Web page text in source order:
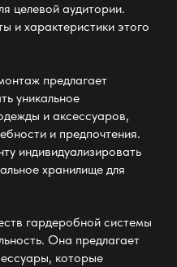
целевой аудитории.
и характеристики этого
предлагает
уникальное
и аксессуаров,
и предпочтения.
индивидуализировать
хранилище для
гардеробной системы
Она предлагает
которые